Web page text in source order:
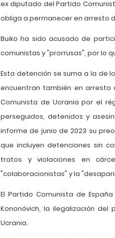
ex diputado del Partido
obliga a permanecer en arresto
Buiko ha sido acusado de
comunistas y "prorrusas", por lo
Esta detención se suma a la de
encuentran también en arresto
Comunista de Ucrania por el
perseguidos, detenidos y
informe de junio de 2023 su
que incluyen detenciones sin
tratos y violaciones en
"colaboracionistas" y la
El Partido Comunista de
Kononóvich, la ilegalización
Ucrania.